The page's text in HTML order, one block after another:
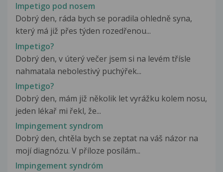
Impetigo pod nosem
Dobrý den, ráda bych se poradila ohledně syna,
který má již přes týden rozedřenou...
Impetigo?
Dobrý den, v úterý večer jsem si na levém třísle
nahmatala nebolestivý puchýřek...
Impetigo?
Dobrý den, mám již několik let vyrážku kolem nosu,
jeden lékař mi řekl, že...
Impingement syndrom
Dobrý den, chtěla bych se zeptat na váš názor na
mojí diagnózu. V příloze posílám...
Impingement syndróm